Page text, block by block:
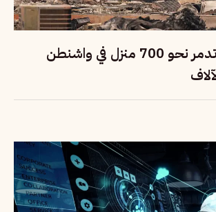
حرائق الغابات تدمر نحو 700 منزل في واشنطن